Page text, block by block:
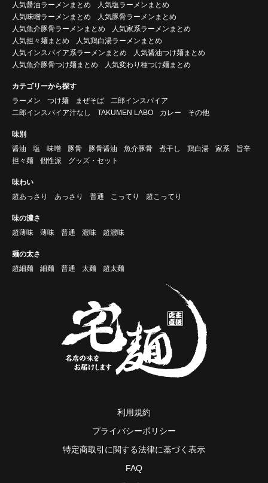
人気醤油ラーメンまとめ
人気塩ラーメンまとめ
人気味噌ラーメンまとめ
人気豚骨ラーメンまとめ
人気魚介豚骨ラーメンまとめ
人気家系ラーメンまとめ
人気担々麺まとめ
人気鶏白湯ラーメンまとめ
人気インスパイア系ラーメンまとめ
人気醤油つけ麺まとめ
人気魚介豚骨つけ麺まとめ
人気変わり種つけ麺まとめ
カテゴリーから探す
ラーメン
つけ麺 まぜそば
二郎インスパイア
二郎インスパイア汁なし
TAKUMEN LABO カレー その他
味別
醤油
塩 味噌 豚骨 豚骨醤油 魚介豚骨 煮干し 鶏白湯 家系
旨辛
担々麺
個性派 グッズ・セット
味わい
超あっさり
あっさり 普通 こってり 超こってり
味の濃さ
超薄味
薄味 普通 濃味 超濃味
麺の太さ
超細麺
細麺 普通 太麺 超太麺
利用規約
プライバシーポリシー
特定商取引に関する法律に基づく表示
FAQ